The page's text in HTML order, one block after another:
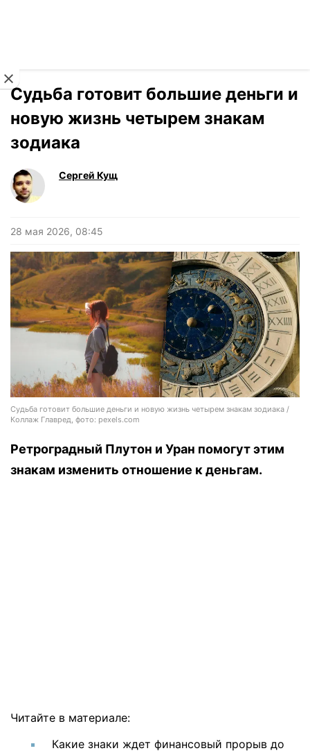
Судьба готовит большие деньги и
новую жизнь четырем знакам
зодиака
Сергей Кущ
28 мая 2026, 08:45
Судьба готовит большие деньги и новую жизнь четырем знакам зодиака /
Коллаж Главред, фото: pexels.com
Ретроградный Плутон и Уран помогут этим
знакам изменить отношение к деньгам.
Читайте в материале:
Какие знаки ждет финансовый прорыв до